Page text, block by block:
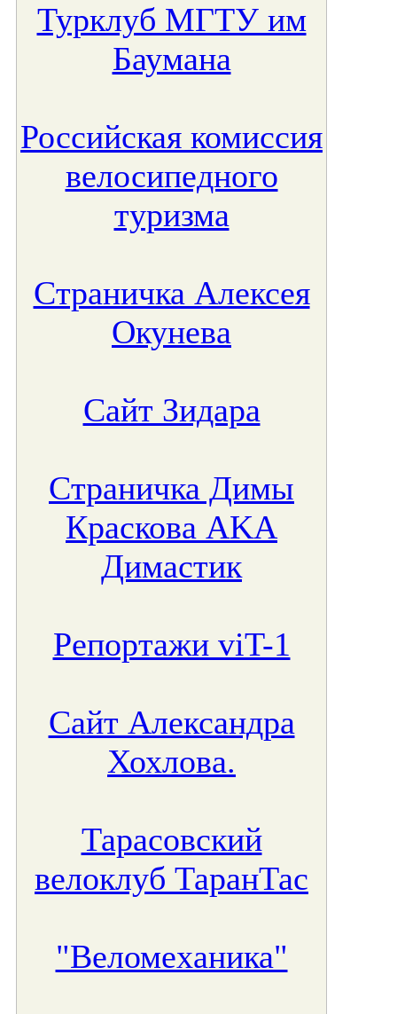
Турклуб МГТУ им
Баумана
Российская комиссия
велосипедного
туризма
Страничка Алексея
Окунева
Сайт Зидара
Страничка Димы
Краскова AKA
Димастик
Репортажи viT-1
Сайт Александра
Хохлова.
Тарасовский
велоклуб ТаранТас
"Веломеханика"